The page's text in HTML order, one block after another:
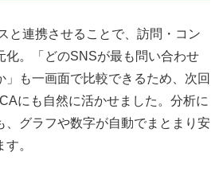
と連携させることで、訪問・コン
化。「どのSNSが最も問い合わせ
」も一画面で比較できるため、次回
にも自然に活かせました。分析に
、グラフや数字が自動でまとまり安
。